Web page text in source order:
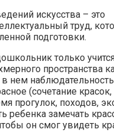
искусства – это
труд,
подготовки.
только
пространства
в нем
(сочетание
прогулок, походов,
ребенка замечать
он смог увидеть